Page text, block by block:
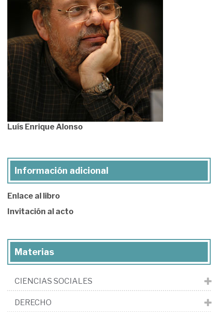
Luís Enrique Alonso
Información adicional
Enlace al libro
Invitación al acto
Materias
CIENCIAS SOCIALES
DERECHO